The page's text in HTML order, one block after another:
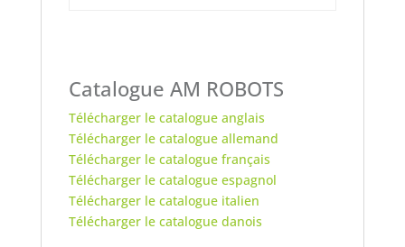
Catalogue AM ROBOTS
Télécharger le catalogue anglais
Télécharger le catalogue allemand
Télécharger le catalogue français
Télécharger le catalogue espagnol
Télécharger le catalogue italien
Télécharger le catalogue danois